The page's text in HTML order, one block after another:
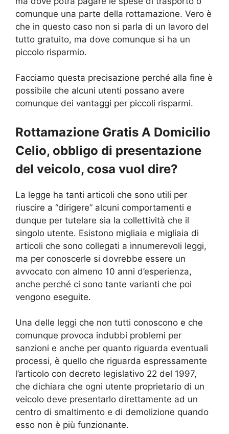
comunque una parte della rottamazione. Vero è
che in questo caso non si parla di un lavoro del
tutto gratuito, ma dove comunque si ha un
piccolo risparmio.
Facciamo questa precisazione perché alla fine è
possibile che alcuni utenti possano avere
comunque dei vantaggi per piccoli risparmi.
Rottamazione Gratis A Domicilio
Celio, obbligo di presentazione
del veicolo, cosa vuol dire?
La legge ha tanti articoli che sono utili per
riuscire a “dirigere” alcuni comportamenti e
dunque per tutelare sia la collettività che il
singolo utente. Esistono migliaia e migliaia di
articoli che sono collegati a innumerevoli leggi,
ma per conoscerle si dovrebbe essere un
avvocato con almeno 10 anni d’esperienza,
anche perché ci sono tante varianti che poi
vengono eseguite.
Una delle leggi che non tutti conoscono e che
comunque provoca indubbi problemi per
sanzioni e anche per quanto riguarda eventuali
processi, è quello che riguarda espressamente
l’articolo con decreto legislativo 22 del 1997,
che dichiara che ogni utente proprietario di un
veicolo deve presentarlo direttamente ad un
centro di smaltimento e di demolizione quando
esso non è più funzionante.